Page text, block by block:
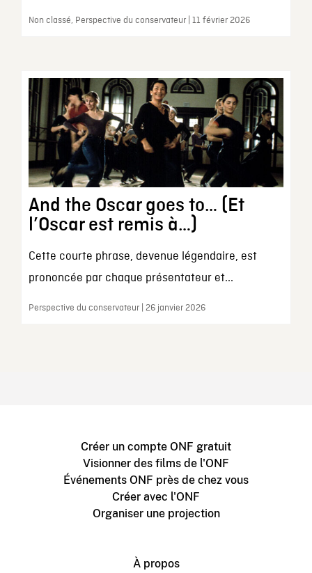
Non classé, Perspective du conservateur | 11 février 2026
And the Oscar goes to… (Et
l’Oscar est remis à…)
Cette courte phrase, devenue légendaire, est
prononcée par chaque présentateur et...
Perspective du conservateur | 26 janvier 2026
Créer un compte ONF gratuit
Visionner des films de l'ONF
Événements ONF près de chez vous
Créer avec l'ONF
Organiser une projection
À propos